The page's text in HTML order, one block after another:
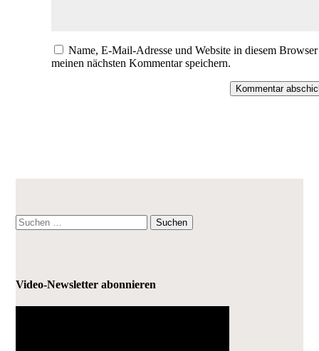
Name, E-Mail-Adresse und Website in diesem
meinen nächsten Kommentar speichern.
Kommentar
Suchen
nach:
Video-Newsletter abonnieren